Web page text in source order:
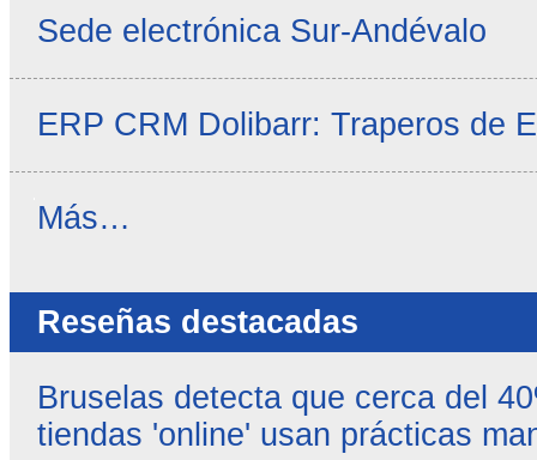
Sede electrónica Sur-Andévalo
ERP CRM Dolibarr: Traperos de
Noticias
Más…
Reseñas destacadas
Bruselas detecta que cerca del
tiendas 'online' usan prácticas